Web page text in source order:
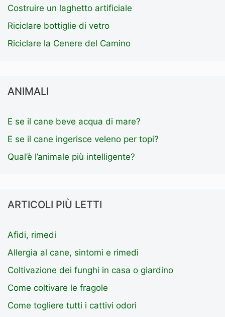
Costruire un laghetto artificiale
Riciclare bottiglie di vetro
Riciclare la Cenere del Camino
ANIMALI
E se il cane beve acqua di mare?
E se il cane ingerisce veleno per topi?
Qual’è l’animale più intelligente?
ARTICOLI PIÙ LETTI
Afidi, rimedi
Allergia al cane, sintomi e rimedi
Coltivazione dei funghi in casa o giardino
Come coltivare le fragole
Come togliere tutti i cattivi odori